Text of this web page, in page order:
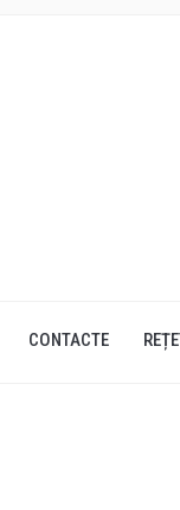
CONTACTE